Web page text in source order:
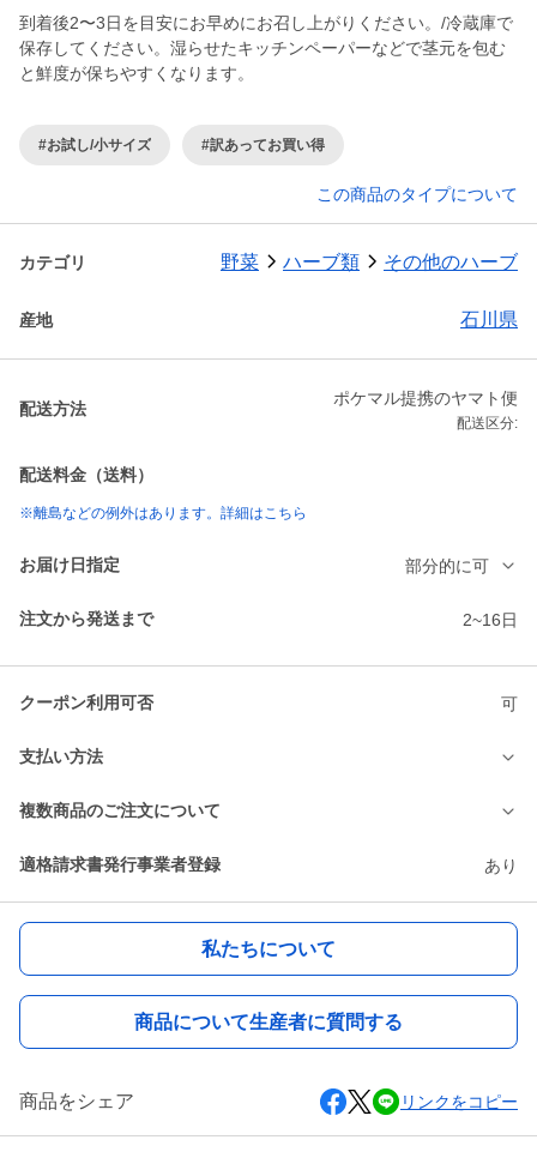
到着後2〜3日を目安にお早めにお召し上がりください。/冷蔵庫で
保存してください。湿らせたキッチンペーパーなどで茎元を包む
と鮮度が保ちやすくなります。
#お試し/小サイズ #訳あってお買い得
この商品のタイプについて
カテゴリ 野菜 ハーブ類 その他のハーブ
産地 石川県
配送方法
ポケマル提携のヤマト便
配送区分:
配送料金（送料）
※離島などの例外はあります。詳細はこちら
お届け日指定 部分的に可
注文から発送まで 2~16日
クーポン利用可否 可
支払い方法
複数商品のご注文について
適格請求書発行事業者登録 あり
私たちについて
商品について生産者に質問する
商品をシェア リンクをコピー